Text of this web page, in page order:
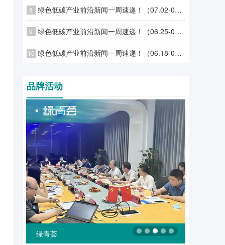
8 绿色低碳产业前沿新闻一周速递！（07.02-07.08）
9 绿色低碳产业前沿新闻一周速递！（06.25-07.01）
10 绿色低碳产业前沿新闻一周速递！（06.18-06.24）
品牌活动
绿融汇